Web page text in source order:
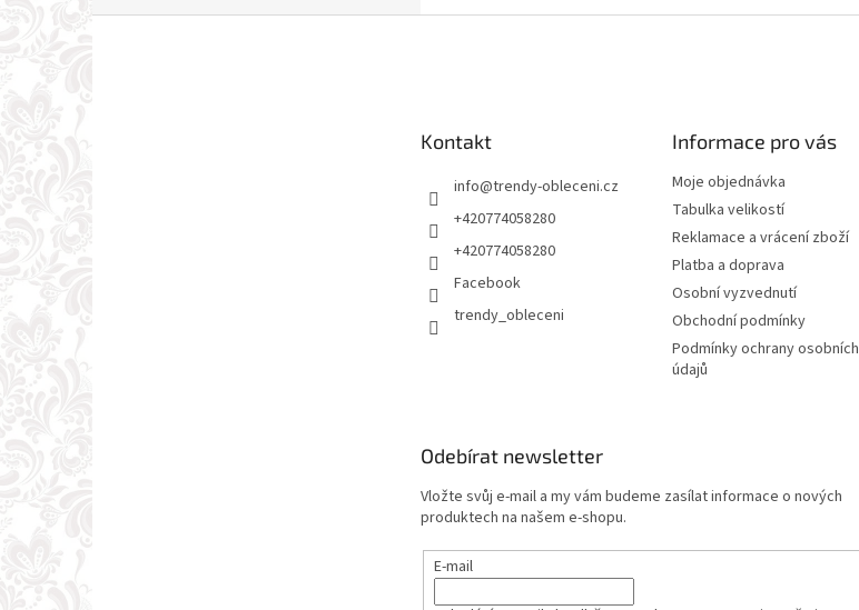
Kontakt
info@trendy-obleceni.cz
+420774058280
+420774058280
Facebook
trendy_obleceni
Informace pro vás
Moje objednávka
Tabulka velikostí
Reklamace a vrácení zboží
Platba a doprava
Osobní vyzvednutí
Obchodní podmínky
Podmínky ochrany osobních
údajů
Odebírat newsletter
Vložte svůj e-mail a my vám budeme zasílat informace o nových
produktech na našem e-shopu.
E-mail